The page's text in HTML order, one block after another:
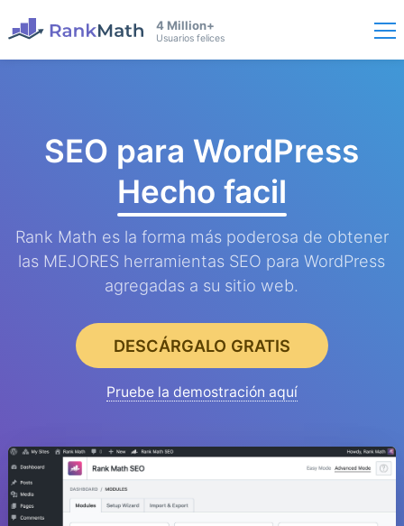
4 Million+
Usuarios felices
SEO para WordPress
Hecho facil
Rank Math es la forma más poderosa de obtener
las MEJORES herramientas SEO para WordPress
agregadas a su sitio web.
DESCÁRGALO GRATIS
Pruebe la demostración aquí